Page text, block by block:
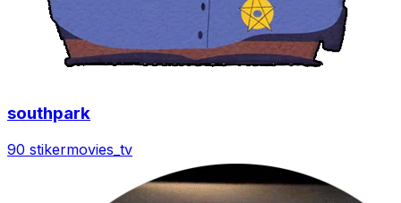
southpark
90 stikermovies_tv